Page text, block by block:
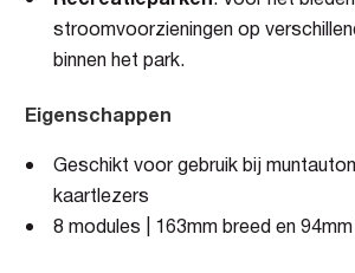
stroomvoorzieningen op
binnen het park.
Eigenschappen
Geschikt voor gebruik bij
kaartlezers
8 modules | 163mm breed en